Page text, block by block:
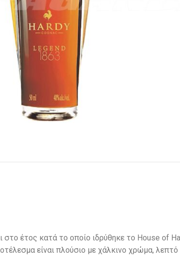
έτος κατά το οποίο ιδρύθηκε το House of
είναι πλούσιο με χάλκινο χρώμα,